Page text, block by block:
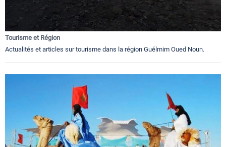
Tourisme et Région
Actualités et articles sur tourisme dans la région Guélmim Oued Noun.